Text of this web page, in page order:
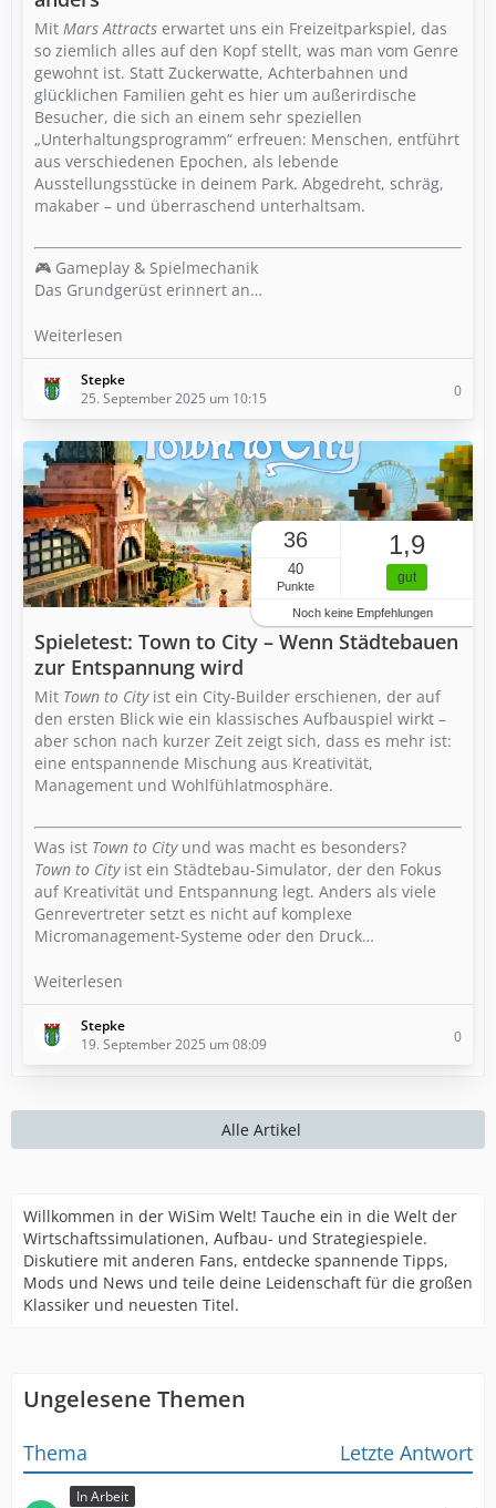
Mit Mars Attracts erwartet uns ein Freizeitparkspiel, das
so ziemlich alles auf den Kopf stellt, was man vom Genre
gewohnt ist. Statt Zuckerwatte, Achterbahnen und
glücklichen Familien geht es hier um außerirdische
Besucher, die sich an einem sehr speziellen
„Unterhaltungsprogramm“ erfreuen: Menschen, entführt
aus verschiedenen Epochen, als lebende
Ausstellungsstücke in deinem Park. Abgedreht, schräg,
makaber – und überraschend unterhaltsam.
🎮 Gameplay & Spielmechanik
Das Grundgerüst erinnert an…
Weiterlesen
Stepke
25. September 2025 um 10:15
0
36
40
Punkte
1,9
gut
Noch keine Empfehlungen
Spieletest: Town to City – Wenn Städtebauen
zur Entspannung wird
Mit Town to Cityist ein City-Builder erschienen, der auf
den ersten Blick wie ein klassisches Aufbauspiel wirkt –
aber schon nach kurzer Zeit zeigt sich, dass es mehr ist:
eine entspannende Mischung aus Kreativität,
Management und Wohlfühlatmosphäre.
Was ist Town to Cityund was macht es besonders?
Town to Cityist ein Städtebau-Simulator, der den Fokus
auf Kreativität und Entspannung legt. Anders als viele
Genrevertreter setzt es nicht auf komplexe
Micromanagement-Systeme oder den Druck…
Weiterlesen
Stepke
19. September 2025 um 08:09
0
Alle Artikel
Willkommen in der WiSim Welt! Tauche ein in die Welt der
Wirtschaftssimulationen, Aufbau- und Strategiespiele.
Diskutiere mit anderen Fans, entdecke spannende Tipps,
Mods und News und teile deine Leidenschaft für die großen
Klassiker und neuesten Titel.
Ungelesene Themen
Thema Letzte Antwort
In Arbeit